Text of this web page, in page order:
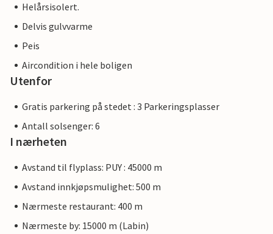
Helårsisolert.
Delvis gulvvarme
Peis
Aircondition i hele boligen
Utenfor
Gratis parkering på stedet : 3 Parkeringsplasser
Antall solsenger: 6
I nærheten
Avstand til flyplass: PUY : 45000 m
Avstand innkjøpsmulighet: 500 m
Nærmeste restaurant: 400 m
Nærmeste by: 15000 m (Labin)